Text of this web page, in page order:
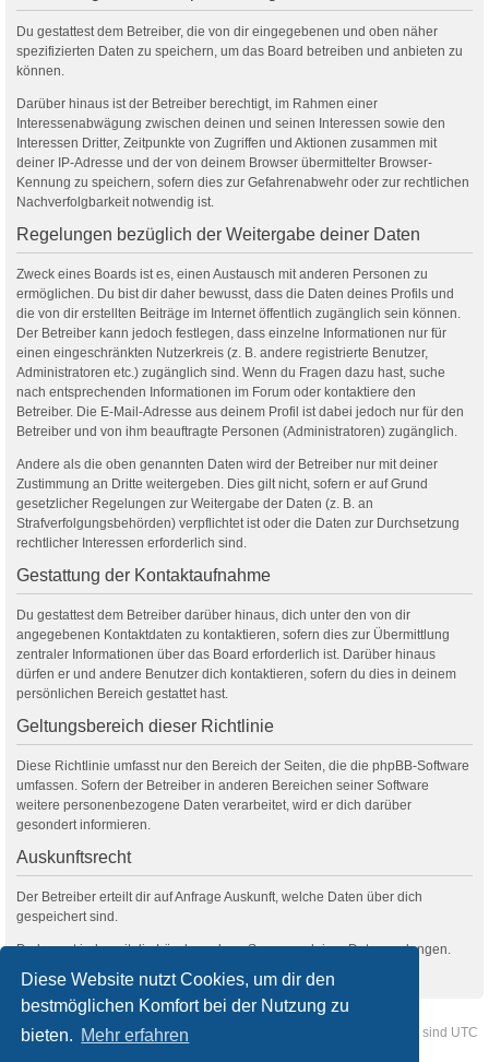
Diese Website nutzt Cookies, um dir den
bestmöglichen Komfort bei der Nutzung zu
bieten. Mehr erfahren
Du gestattest dem Betreiber, die von dir eingegebenen und oben näher
spezifizierten Daten zu speichern, um das Board betreiben und anbieten zu
können.
Darüber hinaus ist der Betreiber berechtigt, im Rahmen einer
Interessenabwägung zwischen deinen und seinen Interessen sowie den
Interessen Dritter, Zeitpunkte von Zugriffen und Aktionen zusammen mit
deiner IP-Adresse und der von deinem Browser übermittelter Browser-
Kennung zu speichern, sofern dies zur Gefahrenabwehr oder zur rechtlichen
Nachverfolgbarkeit notwendig ist.
Regelungen bezüglich der Weitergabe deiner Daten
Zweck eines Boards ist es, einen Austausch mit anderen Personen zu
ermöglichen. Du bist dir daher bewusst, dass die Daten deines Profils und
die von dir erstellten Beiträge im Internet öffentlich zugänglich sein können.
Der Betreiber kann jedoch festlegen, dass einzelne Informationen nur für
einen eingeschränkten Nutzerkreis (z. B. andere registrierte Benutzer,
Administratoren etc.) zugänglich sind. Wenn du Fragen dazu hast, suche
nach entsprechenden Informationen im Forum oder kontaktiere den
Betreiber. Die E-Mail-Adresse aus deinem Profil ist dabei jedoch nur für den
Betreiber und von ihm beauftragte Personen (Administratoren) zugänglich.
Andere als die oben genannten Daten wird der Betreiber nur mit deiner
Zustimmung an Dritte weitergeben. Dies gilt nicht, sofern er auf Grund
gesetzlicher Regelungen zur Weitergabe der Daten (z. B. an
Strafverfolgungsbehörden) verpflichtet ist oder die Daten zur Durchsetzung
rechtlicher Interessen erforderlich sind.
Gestattung der Kontaktaufnahme
Du gestattest dem Betreiber darüber hinaus, dich unter den von dir
angegebenen Kontaktdaten zu kontaktieren, sofern dies zur Übermittlung
zentraler Informationen über das Board erforderlich ist. Darüber hinaus
dürfen er und andere Benutzer dich kontaktieren, sofern du dies in deinem
persönlichen Bereich gestattet hast.
Geltungsbereich dieser Richtlinie
Diese Richtlinie umfasst nur den Bereich der Seiten, die die phpBB-Software
umfassen. Sofern der Betreiber in anderen Bereichen seiner Software
weitere personenbezogene Daten verarbeitet, wird er dich darüber
gesondert informieren.
Auskunftsrecht
Der Betreiber erteilt dir auf Anfrage Auskunft, welche Daten über dich
gespeichert sind.
Du kannst jederzeit die Löschung bzw. Sperrung deiner Daten verlangen.
Foren-Übersicht Kontakt Alle Zeiten sind UTC